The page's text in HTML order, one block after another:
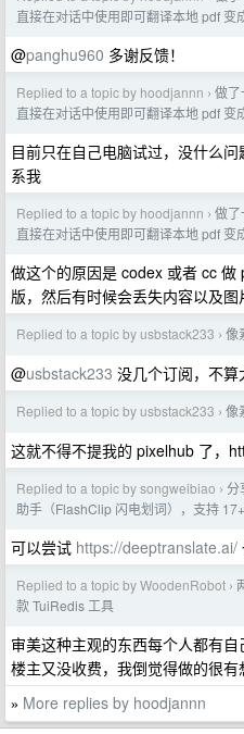
直接在对话中使用即可翻译本地 pdf 变
@panghu960 多谢反馈！
Replied to a topic by hoodjannn › 做了
直接在对话中使用即可翻译本地 pdf 变
目前只在自己电脑试过，没什么
系我
Replied to a topic by hoodjannn › 做了
直接在对话中使用即可翻译本地 pdf 变
做这个的原因是 codex 或者 cc
版，然后有时候会丢失内容以及
Replied to a topic by usbstack233 › 像
@usbstack233 没几个订阅，不算
Replied to a topic by usbstack233 › 像
这就不得不提我的 pixelhub 了，
Replied to a topic by songweibiao › 分
助手（FlashClip 闪电划词），支持
可以尝试 https://deeptranslate.ai/
Replied to a topic by WoodenRobot ›
款 TuiRedis 工具
审美这种主观的东西每个人都有自
楼主又没收费，我倒觉得做的很有
» More replies by hoodjannn